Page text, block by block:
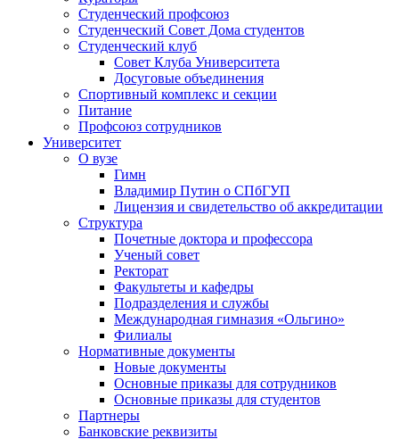
Студенческий профсоюз
Студенческий Совет Дома студентов
Студенческий клуб
Совет Клуба Университета
Досуговые объединения
Спортивный комплекс и секции
Питание
Профсоюз сотрудников
Университет
О вузе
Гимн
Владимир Путин о СПбГУП
Лицензия и свидетельство об аккредитации
Структура
Почетные доктора и профессора
Ученый совет
Ректорат
Факультеты и кафедры
Подразделения и службы
Международная гимназия «Ольгино»
Филиалы
Нормативные документы
Новые документы
Основные приказы для сотрудников
Основные приказы для студентов
Партнеры
Банковские реквизиты